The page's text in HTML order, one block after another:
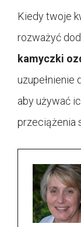
Kiedy twoje
rozważyć
kamyczki
uzupełnienie
aby używać
przeciążenia